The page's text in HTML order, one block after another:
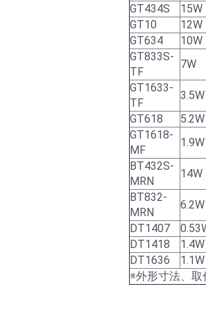
GT434S
15W
GT10
12W
GT634
10W
GT833S-
TF
7W
GT1633-
TF
3.5W
GT618
5.2W
GT1618-
MF
1.9W
BT432S-
MRN
14W
BT832-
MRN
6.2W
DT1407
DT1418
1.4W
DT1636
1.1W
※外形寸法、取